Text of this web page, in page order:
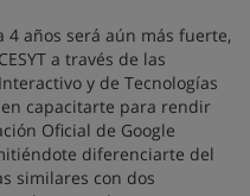
4 años será aún más fuerte,
a través de las
y de Tecnologías
en capacitarte para rendir
Oficial de Google
diferenciarte del
similares con dos